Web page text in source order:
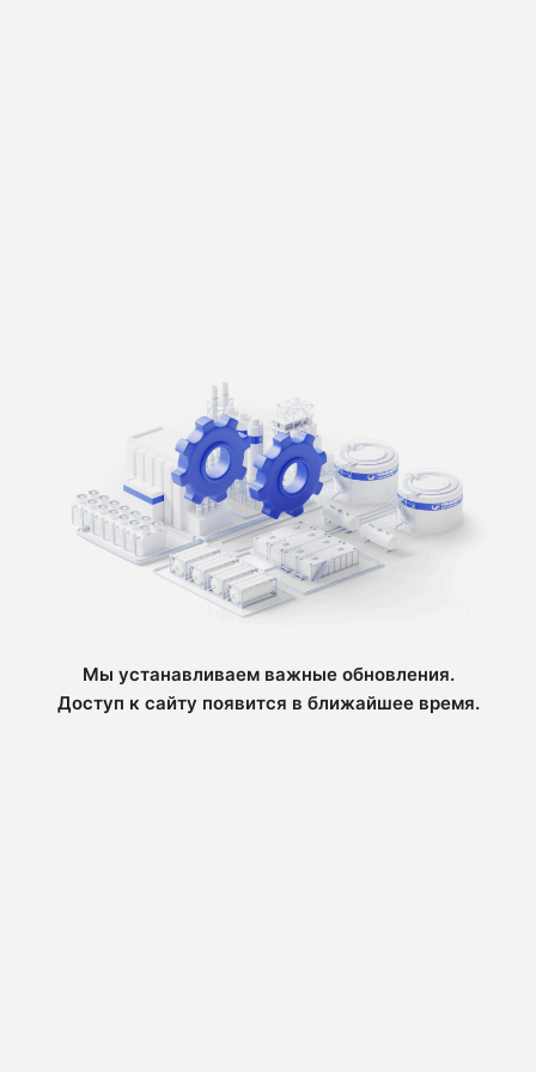
Мы устанавливаем важные обновления.
Доступ к сайту появится в ближайшее время.